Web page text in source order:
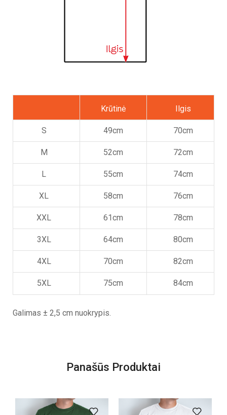
Krūtinė Ilgis
S 49cm 70cm
M 52cm 72cm
L 55cm 74cm
XL 58cm 76cm
XXL 61cm 78cm
3XL 64cm 80cm
4XL 70cm 82cm
5XL 75cm 84cm
Galimas ± 2,5 cm nuokrypis.
Panašūs Produktai